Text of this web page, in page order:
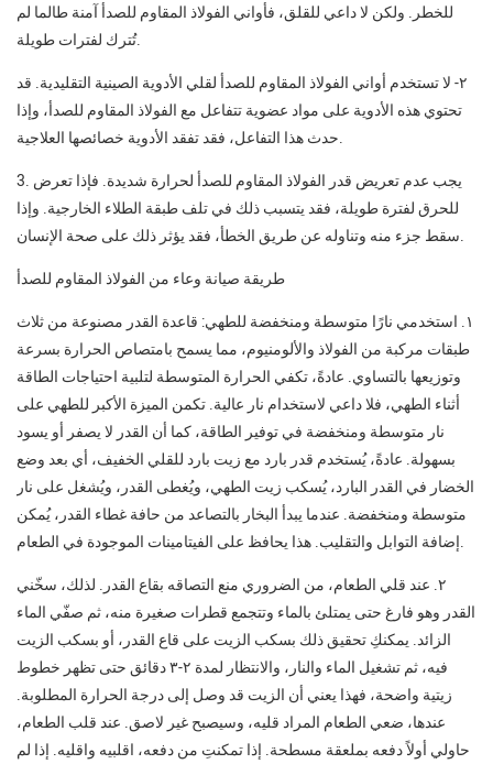
للخطر. ولكن لا داعي للقلق، فأواني الفولاذ المقاوم للصدأ آمنة طالما لم
تُترك لفترات طويلة.
٢- لا تستخدم أواني الفولاذ المقاوم للصدأ لقلي الأدوية الصينية التقليدية. قد
تحتوي هذه الأدوية على مواد عضوية تتفاعل مع الفولاذ المقاوم للصدأ، وإذا
حدث هذا التفاعل، فقد تفقد الأدوية خصائصها العلاجية.
3. يجب عدم تعريض قدر الفولاذ المقاوم للصدأ لحرارة شديدة. فإذا تعرض
للحرق لفترة طويلة، فقد يتسبب ذلك في تلف طبقة الطلاء الخارجية. وإذا
سقط جزء منه وتناوله عن طريق الخطأ، فقد يؤثر ذلك على صحة الإنسان.
طريقة صيانة وعاء من الفولاذ المقاوم للصدأ
١. استخدمي نارًا متوسطة ومنخفضة للطهي: قاعدة القدر مصنوعة من ثلاث
طبقات مركبة من الفولاذ والألومنيوم، مما يسمح بامتصاص الحرارة بسرعة
وتوزيعها بالتساوي. عادةً، تكفي الحرارة المتوسطة لتلبية احتياجات الطاقة
أثناء الطهي، فلا داعي لاستخدام نار عالية. تكمن الميزة الأكبر للطهي على
نار متوسطة ومنخفضة في توفير الطاقة، كما أن القدر لا يصفر أو يسود
بسهولة. عادةً، يُستخدم قدر بارد مع زيت بارد للقلي الخفيف، أي بعد وضع
الخضار في القدر البارد، يُسكب زيت الطهي، ويُغطى القدر، ويُشغل على نار
متوسطة ومنخفضة. عندما يبدأ البخار بالتصاعد من حافة غطاء القدر، يُمكن
إضافة التوابل والتقليب. هذا يحافظ على الفيتامينات الموجودة في الطعام.
٢. عند قلي الطعام، من الضروري منع التصاقه بقاع القدر. لذلك، سخّني
القدر وهو فارغ حتى يمتلئ بالماء وتتجمع قطرات صغيرة منه، ثم صفّي الماء
الزائد. يمكنكِ تحقيق ذلك بسكب الزيت على قاع القدر، أو بسكب الزيت
فيه، ثم تشغيل الماء والنار، والانتظار لمدة ٢-٣ دقائق حتى تظهر خطوط
زيتية واضحة، فهذا يعني أن الزيت قد وصل إلى درجة الحرارة المطلوبة.
عندها، ضعي الطعام المراد قليه، وسيصبح غير لاصق. عند قلب الطعام،
حاولي أولاً دفعه بملعقة مسطحة. إذا تمكنتِ من دفعه، اقلبيه واقليه. إذا لم